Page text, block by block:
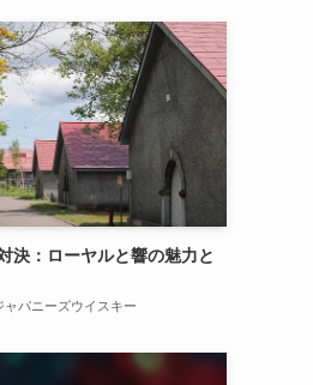
決：ローヤルと響の魅力と
ャパニーズウイスキー